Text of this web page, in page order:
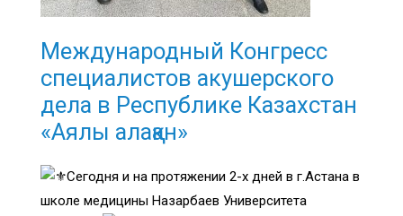
Международный Конгресс
специалистов акушерского
дела в Республике Казахстан
«Аялы алақан»
Сегодня и на протяжении 2-х дней в г.Астана в
школе медицины Назарбаев Университета